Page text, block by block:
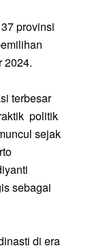
provinsi
2024.
terbesar
politik
sejak
sebagai
di era